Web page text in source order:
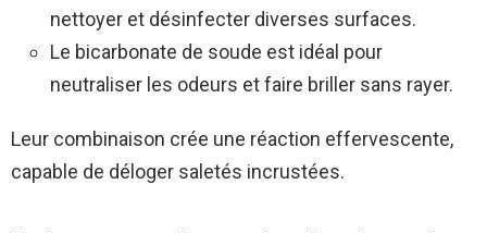
nettoyer et désinfecter diverses surfaces.
Le bicarbonate de soude est idéal pour
neutraliser les odeurs et faire briller sans rayer.
Leur combinaison crée une réaction effervescente,
capable de déloger saletés incrustées.